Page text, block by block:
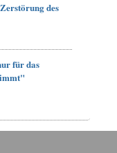
des
für das